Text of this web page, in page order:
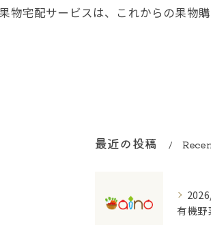
物宅配サービスは、これからの果物
最近の投稿